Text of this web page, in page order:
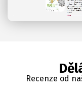
Recenze od